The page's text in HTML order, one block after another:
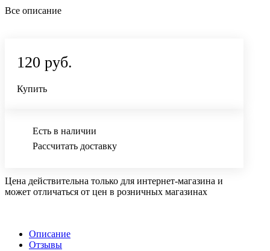
Все описание
120 руб.
Купить
Есть в наличии
Рассчитать доставку
Цена действительна только для интернет-магазина и
может отличаться от цен в розничных магазинах
Описание
Отзывы